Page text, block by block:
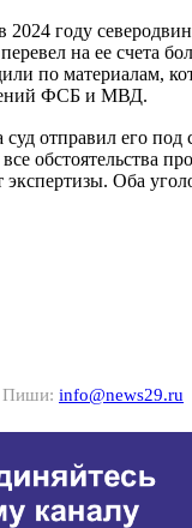
2024 году
на ее счета
по материалам,
ФСБ и МВД.
отправил его под
обстоятельства
экспертизы. Оба
Пиши: info@news29.ru